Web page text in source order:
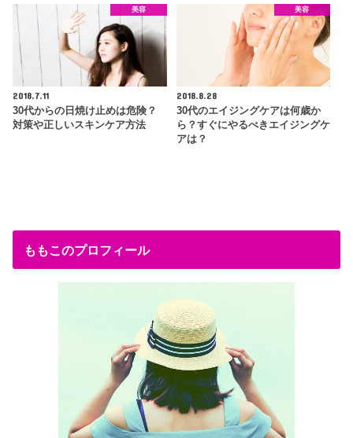
美容
2018.7.11
30代からの日焼け止めは危険？
対策や正しいスキンケア方法
美容
2018.8.28
30代のエイジングケアは何歳か
ら？すぐにやるべきエイジングケ
アは？
ももこのプロフィール